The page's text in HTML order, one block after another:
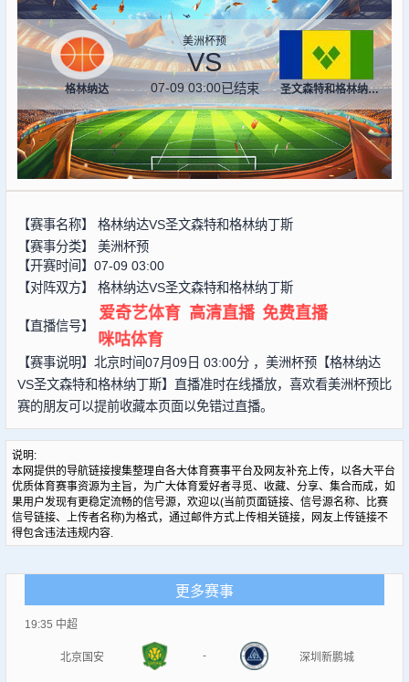
格林纳达
美洲杯预
VS
07-09 03:00已结束 圣文森特和格林纳丁斯
【赛事名称】 格林纳达VS圣文森特和格林纳丁斯
【赛事分类】 美洲杯预
【开赛时间】07-09 03:00
【对阵双方】 格林纳达VS圣文森特和格林纳丁斯
【直播信号】
爱奇艺体育 高清直播 免费直播
咪咕体育
【赛事说明】北京时间07月09日 03:00分 ，美洲杯预【格林纳达
VS圣文森特和格林纳丁斯】直播准时在线播放，喜欢看美洲杯预比
赛的朋友可以提前收藏本页面以免错过直播。
说明:
本网提供的导航链接搜集整理自各大体育赛事平台及网友补充上传，以各大平台
优质体育赛事资源为主旨，为广大体育爱好者寻觅、收藏、分享、集合而成，如
果用户发现有更稳定流畅的信号源，欢迎以(当前页面链接、信号源名称、比赛
信号链接、上传者名称)为格式，通过邮件方式上传相关链接，网友上传链接不
得包含违法违规内容.
更多赛事
19:35 中超
北京国安 - 深圳新鹏城